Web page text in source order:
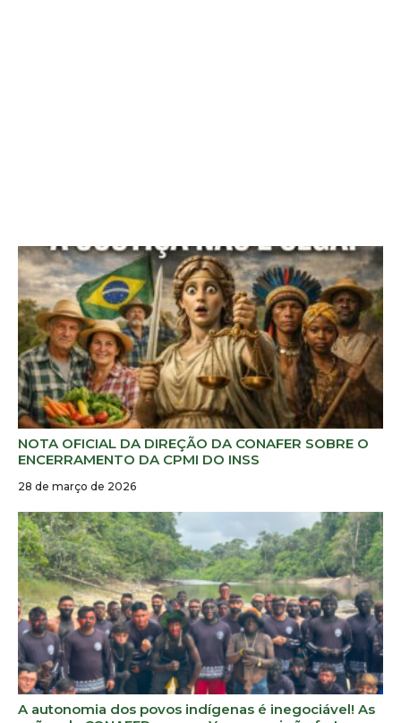
NOTA OFICIAL DA DIREÇÃO DA CONAFER SOBRE O
ENCERRAMENTO DA CPMI DO INSS
28 de março de 2026
A autonomia dos povos indígenas é inegociável! As